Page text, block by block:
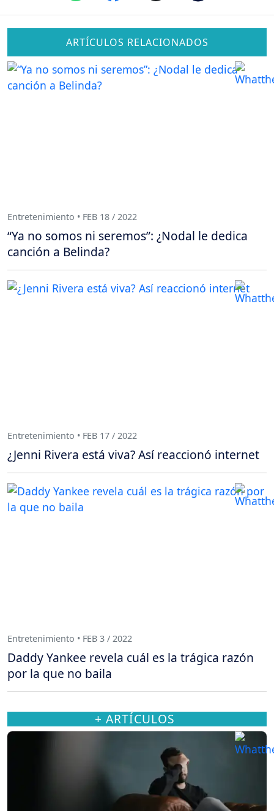
ARTÍCULOS RELACIONADOS
Entretenimiento • FEB 18 / 2022
“Ya no somos ni seremos”: ¿Nodal le dedica
canción a Belinda?
Entretenimiento • FEB 17 / 2022
¿Jenni Rivera está viva? Así reaccionó internet
Entretenimiento • FEB 3 / 2022
Daddy Yankee revela cuál es la trágica razón
por la que no baila
+ ARTÍCULOS